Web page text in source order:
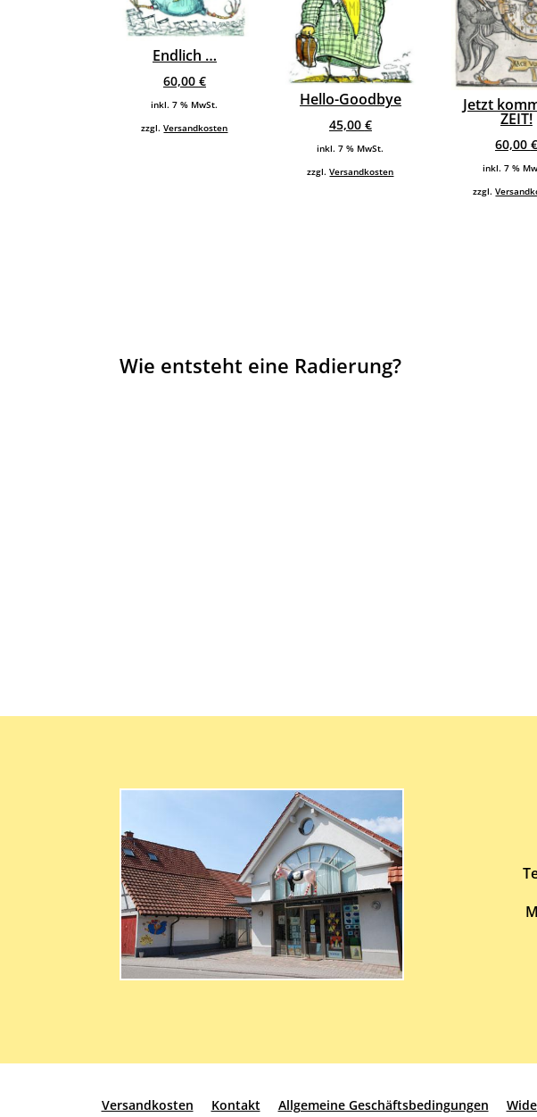
Endlich …
60,00 €
inkl. 7 % MwSt.
zzgl.Versandkosten
Hello-Goodbye
45,00 €
inkl. 7 % MwSt.
zzgl.Versandkosten
Jetzt
ZEIT!
60,00 €
inkl. 7 %
zzgl.
Wie entsteht eine Radierung?
Versandkosten Kontakt Allgemeine Geschäftsbedingungen